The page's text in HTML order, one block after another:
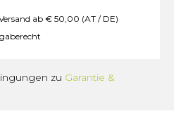
ab € 50,00 (AT / DE)
zu Garantie &